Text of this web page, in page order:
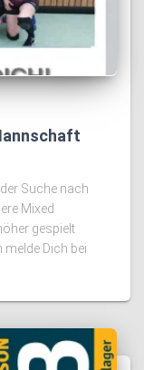
Suche nach
Mixed
gespielt
Dich bei